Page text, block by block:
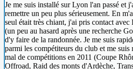
Je me suis installé sur Lyon l'an passé et
remettre un peu plus sérieusement. En
seul était très chiant, j'ai pris contact
(un peu au hasard après une recherche
d'y faire de la randonnée. Je me suis
parmi les compétiteurs du club et me suis
mal de compétitions en 2011 (Coupe
Offroad, Raid des monts d'Ardèche,